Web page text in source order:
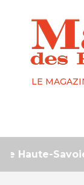
LE
Savoie